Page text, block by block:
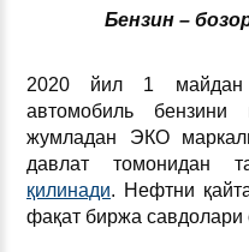
Бензин –
2020 йил 1 майдан
автомобиль
жумладан ЭКО
давлат томонидан
қилинади. Нефтни
фақат биржа савдолари